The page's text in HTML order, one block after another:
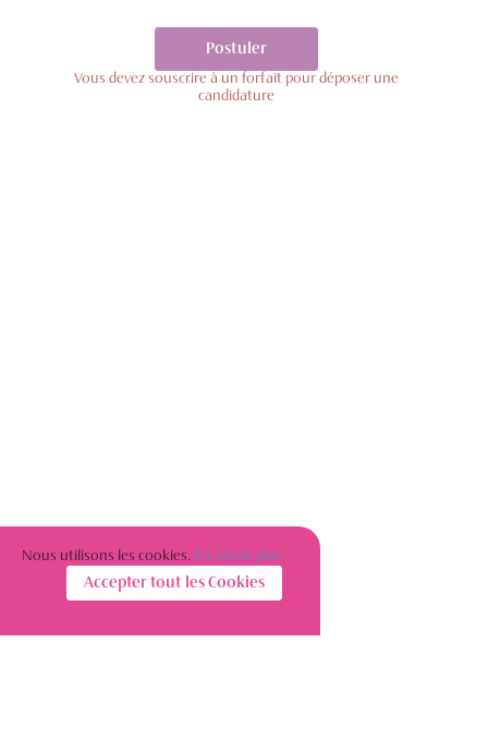
Postuler
Vous devez souscrire à un forfait pour déposer une
candidature
Nous utilisons les cookies. En savoir plus
Accepter tout les Cookies